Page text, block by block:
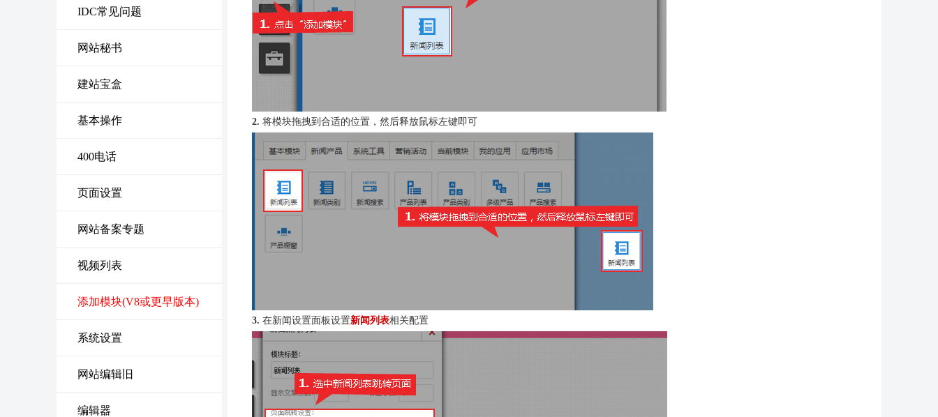
IDC常见问题
网站秘书
建站宝盒
基本操作
400电话
页面设置
网站备案专题
视频列表
添加模块(V8或更早版本)
系统设置
网站编辑旧
编辑器
2. 将模块拖拽到合适的位置，然后释放鼠标左键即可
3. 在新闻设置面板设置新闻列表相关配置